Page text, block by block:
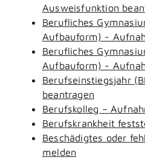
Ausweisfunktion
Berufliches
Aufbauform) -
Berufliches
Aufbauform) -
Berufseinstiegsjahr
beantragen
Berufskolleg –
Berufskrankheit
Beschädigtes oder
melden